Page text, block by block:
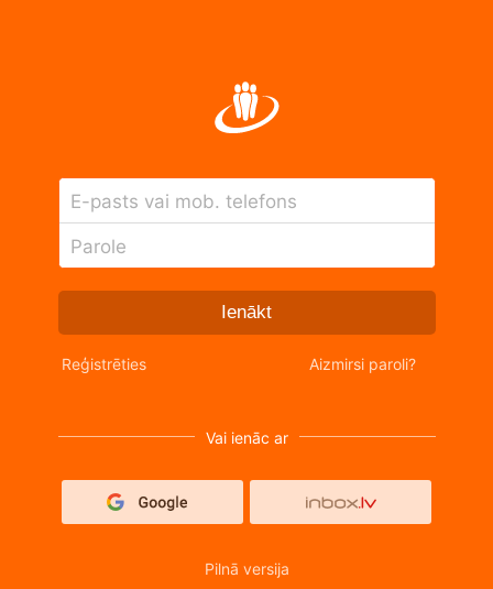
E-pasts vai mob. telefons
Parole
Ienākt
Reģistrēties Aizmirsi paroli?
Vai ienāc ar
Pilnā versija